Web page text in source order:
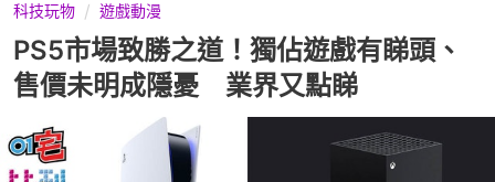
科技玩物 遊戲動漫
PS5市場致勝之道！獨佔遊戲有睇頭、
售價未明成隱憂 業界又點睇